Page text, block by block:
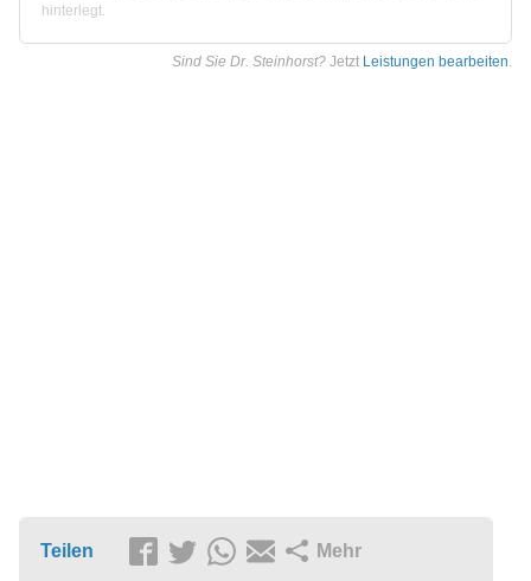
hinterlegt.
Sind Sie Dr. Steinhorst? Jetzt Leistungen bearbeiten.
Teilen Mehr